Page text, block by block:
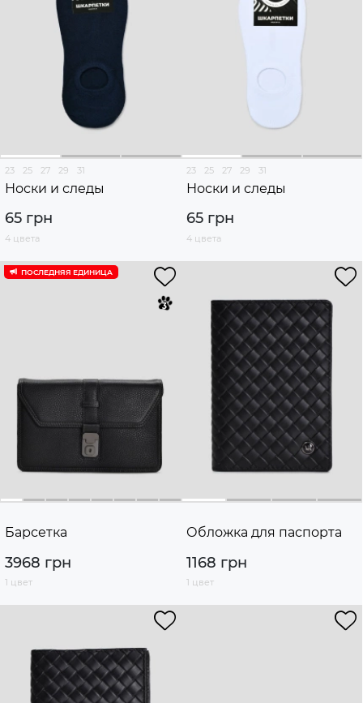
23 25 27 29 31
Носки и следы
65 грн
4 цвета
23 25 27 29 31
Носки и следы
65 грн
4 цвета
ПОСЛЕДНЯЯ ЕДИНИЦА
Барсетка
3968 грн
1 цвет
Обложка для паспорта
1168 грн
1 цвет